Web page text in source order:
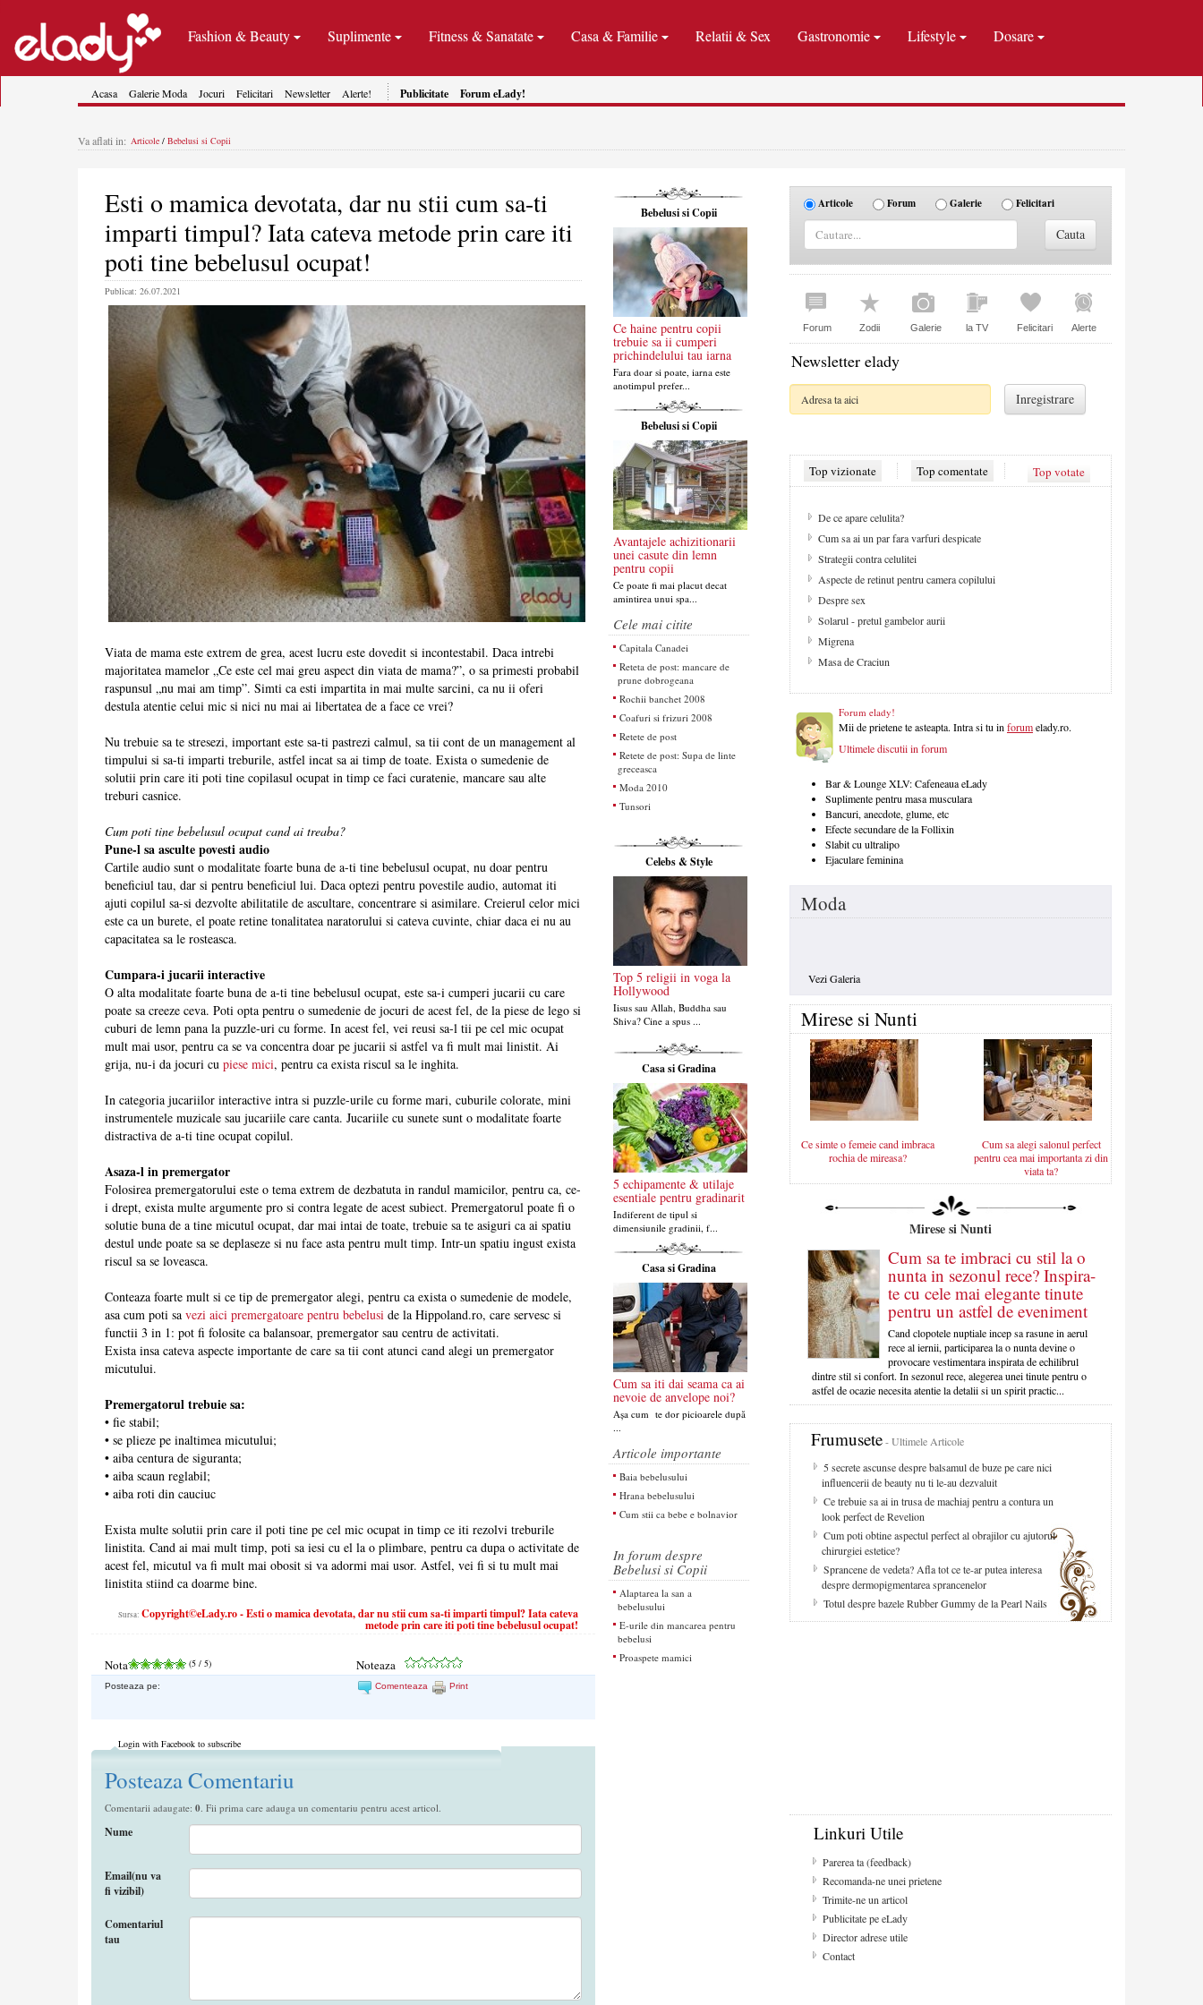
Fashion & Beauty Suplimente Fitness & Sanatate Casa & Familie Relatii & Sex Gastronomie Lifestyle Dosare
Acasa Galerie Moda Jocuri Felicitari Newsletter Alerte! Publicitate Forum eLady!
Va aflati in: Articole / Bebelusi si Copii
Esti o mamica devotata, dar nu stii cum sa-ti
imparti timpul? Iata cateva metode prin care iti
poti tine bebelusul ocupat!
Publicat: 26.07.2021
Viata de mama este extrem de grea, acest lucru este dovedit si incontestabil. Daca intrebi
majoritatea mamelor „Ce este cel mai greu aspect din viata de mama?”, o sa primesti probabil
raspunsul „nu mai am timp”. Simti ca esti impartita in mai multe sarcini, ca nu ii oferi
destula atentie celui mic si nici nu mai ai libertatea de a face ce vrei?
Nu trebuie sa te stresezi, important este sa-ti pastrezi calmul, sa tii cont de un management al
timpului si sa-ti imparti treburile, astfel incat sa ai timp de toate. Exista o sumedenie de
solutii prin care iti poti tine copilasul ocupat in timp ce faci curatenie, mancare sau alte
treburi casnice.
Cum poti tine bebelusul ocupat cand ai treaba?
Pune-l sa asculte povesti audio
Cartile audio sunt o modalitate foarte buna de a-ti tine bebelusul ocupat, nu doar pentru
beneficiul tau, dar si pentru beneficiul lui. Daca optezi pentru povestile audio, automat iti
ajuti copilul sa-si dezvolte abilitatile de ascultare, concentrare si asimilare. Creierul celor mici
este ca un burete, el poate retine tonalitatea naratorului si cateva cuvinte, chiar daca ei nu au
capacitatea sa le rosteasca.
Cumpara-i jucarii interactive
O alta modalitate foarte buna de a-ti tine bebelusul ocupat, este sa-i cumperi jucarii cu care
poate sa creeze ceva. Poti opta pentru o sumedenie de jocuri de acest fel, de la piese de lego si
cuburi de lemn pana la puzzle-uri cu forme. In acest fel, vei reusi sa-l tii pe cel mic ocupat
mult mai usor, pentru ca se va concentra doar pe jucarii si astfel va fi mult mai linistit. Ai
grija, nu-i da jocuri cu piese mici, pentru ca exista riscul sa le inghita.
In categoria jucariilor interactive intra si puzzle-urile cu forme mari, cuburile colorate, mini
instrumentele muzicale sau jucariile care canta. Jucariile cu sunete sunt o modalitate foarte
distractiva de a-ti tine ocupat copilul.
Asaza-l in premergator
Folosirea premergatorului este o tema extrem de dezbatuta in randul mamicilor, pentru ca, ce-
i drept, exista multe argumente pro si contra legate de acest subiect. Premergatorul poate fi o
solutie buna de a tine micutul ocupat, dar mai intai de toate, trebuie sa te asiguri ca ai spatiu
destul unde poate sa se deplaseze si nu face asta pentru mult timp. Intr-un spatiu ingust exista
riscul sa se loveasca.
Conteaza foarte mult si ce tip de premergator alegi, pentru ca exista o sumedenie de modele,
asa cum poti sa vezi aici premergatoare pentru bebelusi de la Hippoland.ro, care servesc si
functii 3 in 1: pot fi folosite ca balansoar, premergator sau centru de activitati.
Exista insa cateva aspecte importante de care sa tii cont atunci cand alegi un premergator
micutului.
Premergatorul trebuie sa:
• fie stabil;
• se plieze pe inaltimea micutului;
• aiba centura de siguranta;
• aiba scaun reglabil;
• aiba roti din cauciuc
Exista multe solutii prin care il poti tine pe cel mic ocupat in timp ce iti rezolvi treburile
linistita. Cand ai mai mult timp, poti sa iesi cu el la o plimbare, pentru ca dupa o activitate de
acest fel, micutul va fi mult mai obosit si va adormi mai usor. Astfel, vei fi si tu mult mai
linistita stiind ca doarme bine.
Sursa: Copyright©eLady.ro - Esti o mamica devotata, dar nu stii cum sa-ti imparti timpul? Iata cateva
metode prin care iti poti tine bebelusul ocupat!
Nota (5 / 5) Noteaza
Posteaza pe: Comenteaza Print
Login with Facebook to subscribe
Posteaza Comentariu
Comentarii adaugate: 0. Fii prima care adauga un comentariu pentru acest articol.
Nume
Email(nu va
fi vizibil)
Comentariul
tau
Bebelusi si Copii
Ce haine pentru copii
trebuie sa ii cumperi
prichindelului tau iarna
Fara doar si poate, iarna este
anotimpul prefer...
Bebelusi si Copii
Avantajele achizitionarii
unei casute din lemn
pentru copii
Ce poate fi mai placut decat
amintirea unui spa...
Cele mai citite
Capitala Canadei
Reteta de post: mancare de
prune dobrogeana
Rochii banchet 2008
Coafuri si frizuri 2008
Retete de post
Retete de post: Supa de linte
greceasca
Moda 2010
Tunsori
Celebs & Style
Top 5 religii in voga la
Hollywood
Iisus sau Allah, Buddha sau
Shiva? Cine a spus ...
Casa si Gradina
5 echipamente & utilaje
esentiale pentru gradinarit
Indiferent de tipul si
dimensiunile gradinii, f...
Casa si Gradina
Cum sa iti dai seama ca ai
nevoie de anvelope noi?
Așa cum te dor picioarele după
...
Articole importante
Baia bebelusului
Hrana bebelusului
Cum stii ca bebe e bolnavior
In forum despre
Bebelusi si Copii
Alaptarea la san a
bebelusului
E-urile din mancarea pentru
bebelusi
Proaspete mamici
Articole Forum Galerie Felicitari
Forum Zodii Galerie la TV Felicitari Alerte
Newsletter elady
Top vizionate Top comentate Top votate
De ce apare celulita?
Cum sa ai un par fara varfuri despicate
Strategii contra celulitei
Aspecte de retinut pentru camera copilului
Despre sex
Solarul - pretul gambelor aurii
Migrena
Masa de Craciun
Forum elady!
Mii de prietene te asteapta. Intra si tu inforumelady.ro.
Ultimele discutii in forum
Bar & Lounge XLV: Cafeneaua eLady
Suplimente pentru masa musculara
Bancuri, anecdote, glume, etc
Efecte secundare de la Follixin
Slabit cu ultralipo
Ejaculare feminina
Moda
Vezi Galeria
Mirese si Nunti
Ce simte o femeie cand imbraca
rochia de mireasa?
Cum sa alegi salonul perfect
pentru cea mai importanta zi din
viata ta?
Mirese si Nunti
Cum sa te imbraci cu stil la o
nunta in sezonul rece? Inspira-
te cu cele mai elegante tinute
pentru un astfel de eveniment
Cand clopotele nuptiale incep sa rasune in aerul
rece al iernii, participarea la o nunta devine o
provocare vestimentara inspirata de echilibrul
dintre stil si confort. In sezonul rece, alegerea unei tinute pentru o
astfel de ocazie necesita atentie la detalii si un spirit practic...
Frumusete- Ultimele Articole
5 secrete ascunse despre balsamul de buze pe care nici
influencerii de beauty nu ti le-au dezvaluit
Ce trebuie sa ai in trusa de machiaj pentru a contura un
look perfect de Revelion
Cum poti obtine aspectul perfect al obrajilor cu ajutorul
chirurgiei estetice?
Sprancene de vedeta? Afla tot ce te-ar putea interesa
despre dermopigmentarea sprancenelor
Totul despre bazele Rubber Gummy de la Pearl Nails
Linkuri Utile
Parerea ta (feedback)
Recomanda-ne unei prietene
Trimite-ne un articol
Publicitate pe eLady
Director adrese utile
Contact